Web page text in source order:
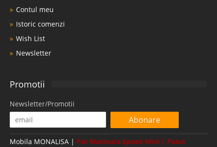
Contul meu
Istoric comenzi
Wish List
Newsletter
Promotii
Newsletter/Promotii
Abonare
Mobila MONALISA | Pat Masinuta Speed Mini | Patut